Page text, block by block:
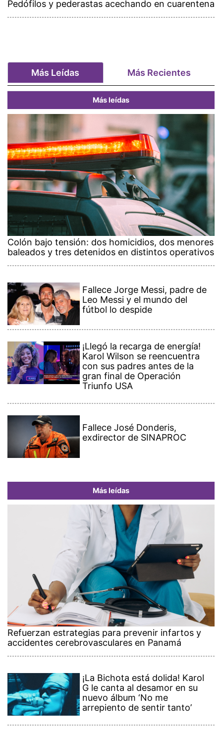
Pedófilos y pederastas acechando en cuarentena
Más Leídas Más Recientes
Más leídas
Colón bajo tensión: dos homicidios, dos menores
baleados y tres detenidos en distintos operativos
Fallece Jorge Messi, padre de
Leo Messi y el mundo del
fútbol lo despide
¡Llegó la recarga de energía!
Karol Wilson se reencuentra
con sus padres antes de la
gran final de Operación
Triunfo USA
Fallece José Donderis,
exdirector de SINAPROC
Más leídas
Refuerzan estrategias para prevenir infartos y
accidentes cerebrovasculares en Panamá
¡La Bichota está dolida! Karol
G le canta al desamor en su
nuevo álbum ‘No me
arrepiento de sentir tanto’